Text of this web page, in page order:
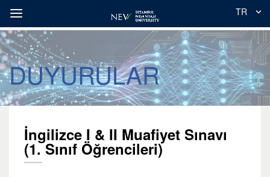
TR
DUYURULAR
İngilizce I & II Muafiyet Sınavı
(1. Sınıf Öğrencileri)